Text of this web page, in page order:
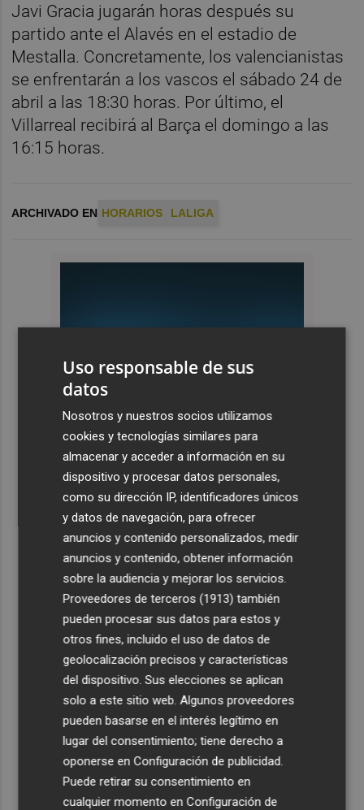
Javi Gracia jugarán horas después su
partido ante el Alavés en el estadio de
Mestalla. Concretamente, los valencianistas
se enfrentarán a los vascos el sábado 24 de
abril a las 18:30 horas. Por último, el
Villarreal recibirá al Barça el domingo a las
16:15 horas.
ARCHIVADO EN HORARIOS LALIGA
Uso responsable de sus
datos
Nosotros y nuestros socios utilizamos
cookies y tecnologías similares para
almacenar y acceder a información en su
dispositivo y procesar datos personales,
como su dirección IP, identificadores únicos
y datos de navegación, para ofrecer
anuncios y contenido personalizados, medir
anuncios y contenido, obtener información
sobre la audiencia y mejorar los servicios.
Proveedores de terceros (1913) también
pueden procesar sus datos para estos y
otros fines, incluido el uso de datos de
geolocalización precisos y características
del dispositivo. Sus elecciones se aplican
solo a este sitio web. Algunos proveedores
pueden basarse en el interés legítimo en
lugar del consentimiento; tiene derecho a
oponerse enConfiguración de publicidad
Puede retirar su consentimiento en
cualquier momento enConfiguración de